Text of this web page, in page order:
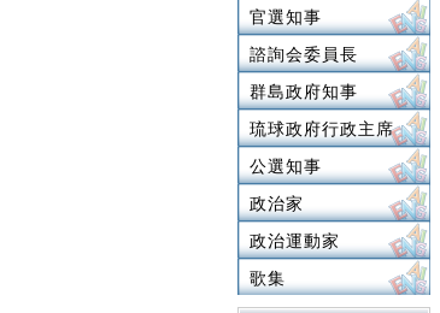
官選知事
諮詢会委員長
群島政府知事
琉球政府行政主席
公選知事
政治家
政治運動家
歌集